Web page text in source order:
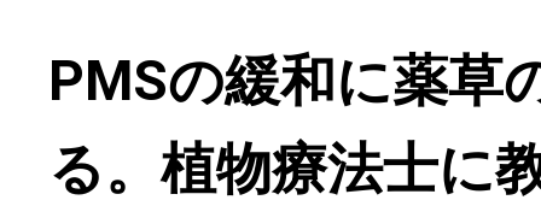
PMSの緩和に薬草
る。植物療法士に